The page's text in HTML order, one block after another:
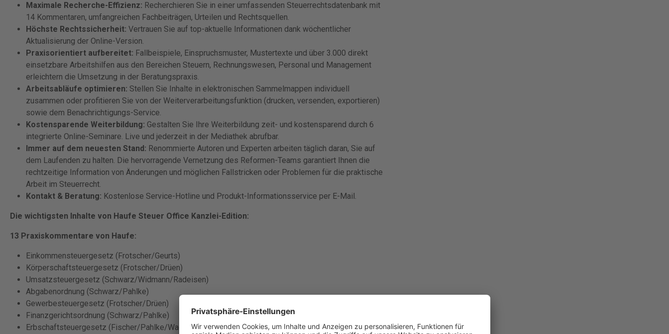
Maximale Recherche-Effizienz: Recherchieren Sie in einer umfassenden Steuerrechtsdatenbank mit
14 Kommentaren, umfangreichen Fachbeiträgen, Urteilen und Rechtsquellen.
Höchste Rechtssicherheit: Vertrauen Sie auf top-aktuelle Informationen dank wöchentlicher
Aktualisierung der Online-Version.
Praxisorientiert aufbereitet: Fallbeispiele, Einspruchsmuster, Mustertexte und über 3.000 direkt
einsetzbare Arbeitshilfen aus den Bereichen Steuern, Rechnungswesen, Personal und Management
erleichtern die Umsetzung in der Beratungspraxis.
Arbeitsabläufe optimieren: Stellen Sie Inhalte in elektronischen Sammelmappen individuell
zusammen oder profitieren Sie von der Weiterverarbeitungsfunktion (drucken, versenden, exportieren)
sowie dem Benachrichtigungs-Service.
Kostensparende Weiterbildung: Gestalten Sie Ihre Weiterbildung zeit- und kostensparend durch 6
integrierte Online-Seminare. Live und jederzeit in der Mediathek abrufbar.
Immer auf dem neuesten Stand: Renommierte Autoren und Experten arbeiten täglich daran, Sie auf
dem Laufenden zu halten. Die hervorragende Vernetzung des Reformen-Teams garantiert Ihnen die
rechtzeitige Information von Änderungen und möglichen Fallstricken oder Problemen für die praktische
Arbeit im Steuerrecht.
Kontakt & Beratung: Kostenlose Service-Hotline und Produkt-Informationsservice per E-Mail.
Die wichtigsten Inhalte von Haufe Steuer Office Kanzlei-Edition:
13 Praxiskommentare von Haufe:
Einkommensteuergesetz (Frotscher/Geurts)
Körperschaftsteuergesetz (Frotscher/Drüen)
Umsatzsteuergesetz (Schwarz/Widmann/Radeisen)
Abgabenordnung (Schwarz/Pahlke)
Gewerbesteuergesetz (Frotscher/Drüen)
Finanzgerichtsordnung (Schwarz/Pahlke)
Erbschaftsteuergesetz (Fischer/Pahlke/Wachter)